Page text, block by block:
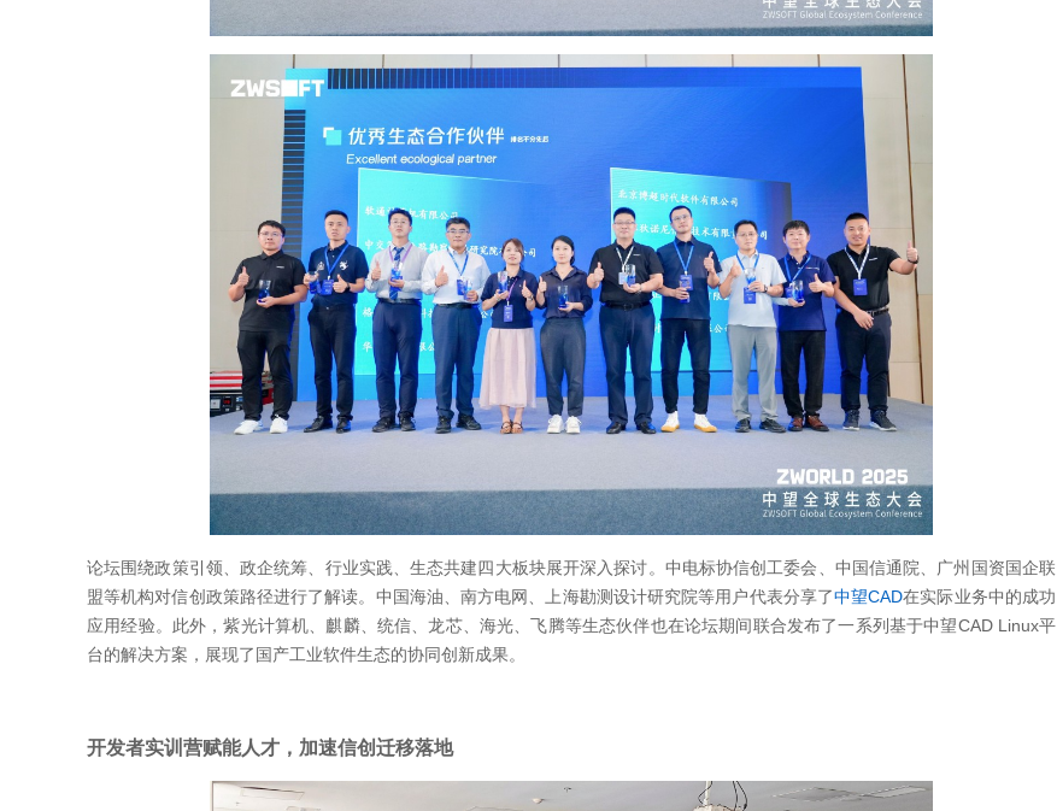
论坛围绕政策引领、政企统筹、行业实践、生态共建四大板块展开深入探讨。中电标协信创工委会、中国信通院、广州国资国企联
盟等机构对信创政策路径进行了解读。中国海油、南方电网、上海勘测设计研究院等用户代表分享了中望CAD在实际业务中的成功
应用经验。此外，紫光计算机、麒麟、统信、龙芯、海光、飞腾等生态伙伴也在论坛期间联合发布了一系列基于中望CAD Linux平
台的解决方案，展现了国产工业软件生态的协同创新成果。
开发者实训营赋能人才，加速信创迁移落地